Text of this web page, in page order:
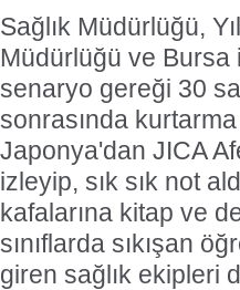
Sağlık Müdürlüğü,
Müdürlüğü ve
senaryo gereği 30
sonrasında kurtarma
Japonya'dan JICA
izleyip, sık sık not
kafalarına kitap ve
sınıflarda sıkışan
giren sağlık ekipleri